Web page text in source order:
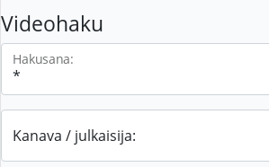
Videohaku
Hakusana:
Kanava / julkaisija: